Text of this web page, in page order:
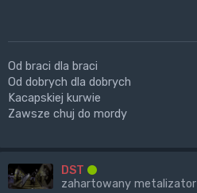
Od braci dla braci
Od dobrych dla dobrych
Kacapskiej kurwie
Zawsze chuj do mordy
DST
zahartowany metalizator